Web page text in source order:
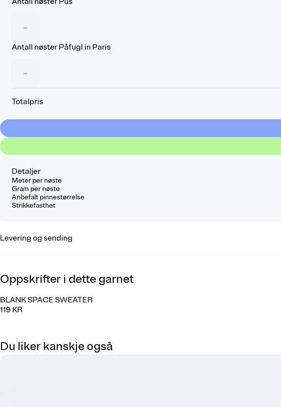
−
Antall nøster Påfugl in Paris
−
Totalpris
Detaljer
Meter per nøste
Gram per nøste
Anbefalt pinnestørrelse
Strikkefasthet
Levering og sending
Oppskrifter i dette garnet
BLANK SPACE SWEATER
119 KR
Du liker kanskje også